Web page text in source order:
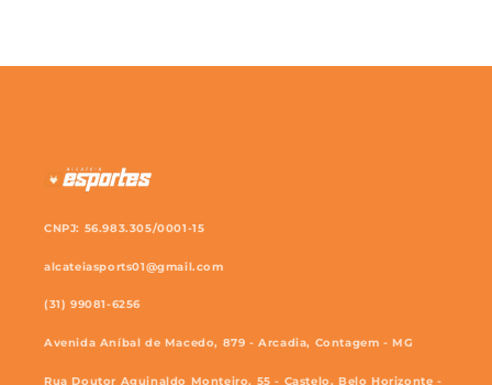
CNPJ: 56.983.305/0001-15
alcateiasports01@gmail.com
(31) 99081-6256
Avenida Aníbal de Macedo, 879 - Arcadia, Contagem - MG
Rua Doutor Aguinaldo Monteiro, 55 - Castelo, Belo Horizonte -